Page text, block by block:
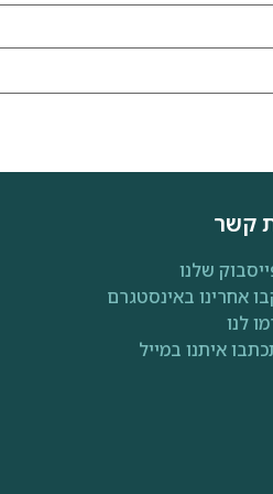
קשר
שלנו
אחרינו באינסטגרם
לנו
איתנו במייל